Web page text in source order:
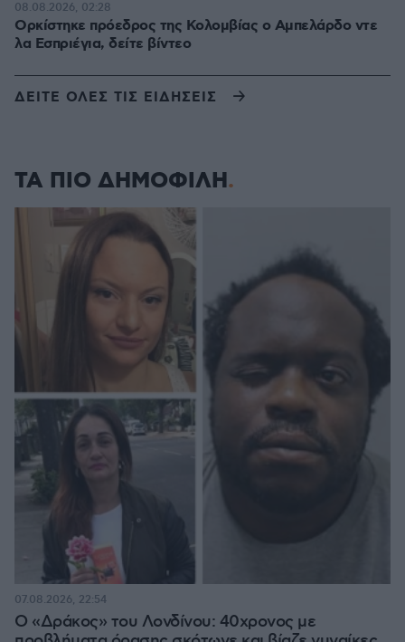
Ορκίστηκε πρόεδρος της Κολομβίας ο Αμπελάρδο ντε
λα Εσπριέγια, δείτε βίντεο
08.08.2026, 02:28
ΔΕΙΤΕ ΟΛΕΣ ΤΙΣ ΕΙΔΗΣΕΙΣ
ΤΑ ΠΙΟ ΔΗΜΟΦΙΛΗ
Ο «Δράκος» του Λονδίνου: 40χρονος με
07.08.2026, 22:54